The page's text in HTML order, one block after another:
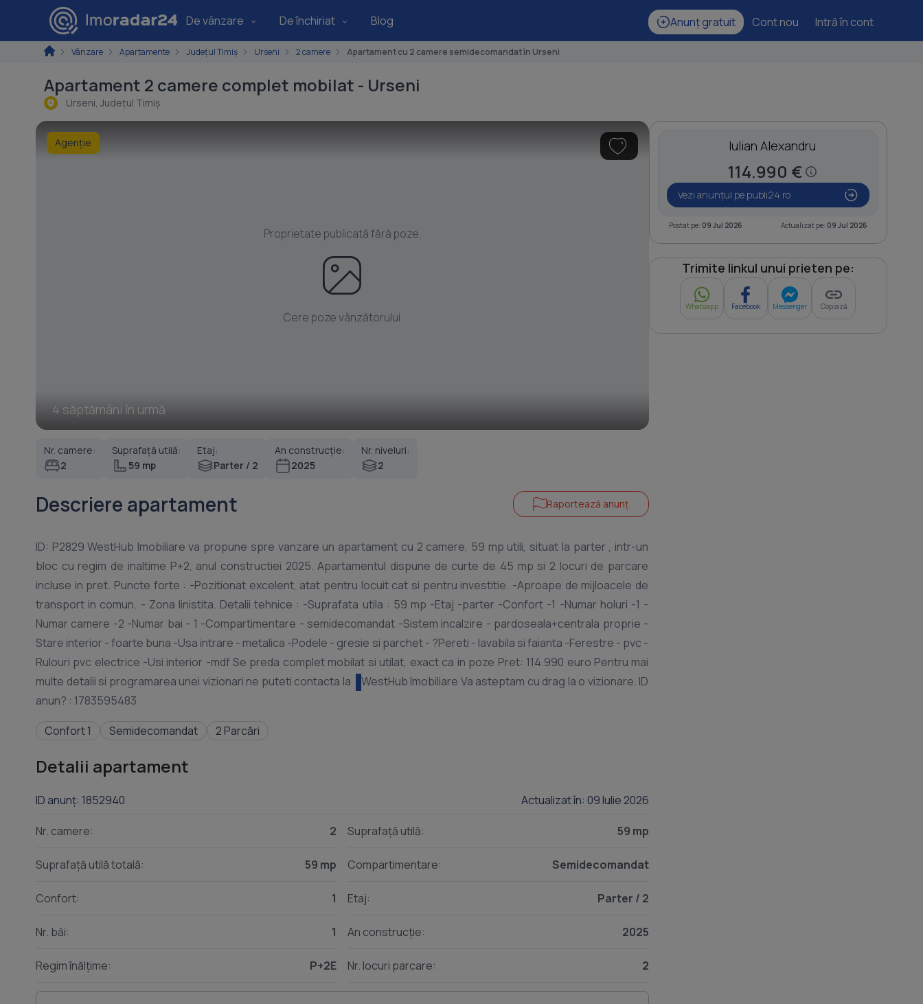
De vânzare De închiriat Blog Anunț gratuit Cont nou Intră în cont
Vânzare Apartamente Județul Timiș Urseni 2 camere Apartament cu 2 camere semidecomandat în Urseni
Apartament 2 camere complet mobilat - Urseni
Urseni, Judeţul Timiş
Proprietate publicată fără poze.
Cere poze vânzătorului
4 săptămâni în urmă
Agenție
Nr. camere:
2
Suprafață utilă:
59 mp
Etaj:
Parter / 2
An construcție:
2025
Nr. niveluri:
2
Descriere apartament Raportează anunț
ID: P2829 WestHub Imobiliare va propune spre vanzare un apartament cu 2 camere, 59 mp utili, situat la parter , intr-un
bloc cu regim de inaltime P+2, anul constructiei 2025. Apartamentul dispune de curte de 45 mp si 2 locuri de parcare
incluse in pret. Puncte forte : -Pozitionat excelent, atat pentru locuit cat si pentru investitie. -Aproape de mijloacele de
transport in comun. - Zona linistita. Detalii tehnice : -Suprafata utila : 59 mp -Etaj -parter -Confort -1 -Numar holuri -1 -
Numar camere -2 -Numar bai - 1 -Compartimentare - semidecomandat -Sistem incalzire - pardoseala+centrala proprie -
Stare interior - foarte buna -Usa intrare - metalica -Podele - gresie si parchet - ?Pereti - lavabila si faianta -Ferestre - pvc -
Rulouri pvc electrice -Usi interior -mdf Se preda complet mobilat si utilat, exact ca in poze Pret: 114.990 euro Pentru mai
multe detalii si programarea unei vizionari ne puteti contacta la
WestHub Imobiliare Va asteptam cu drag la o vizionare. ID
Confort 1
Semidecomandat 2 Parcări
Detalii apartament
Actualizat în: 09 Iulie 2026
ID anunț: 1852940
Nr. camere: 2 Suprafață utilă: 59 mp
Suprafață utilă totală: 59 mp Compartimentare: Semidecomandat
Confort: 1 Etaj: Parter / 2
Nr. băi: 1 An construcție: 2025
Regim înălțime: P+2E Nr. locuri parcare: 2
Iulian Alexandru
114.990 €
Vezi anunțul pe publi24.ro
Postat pe: 09 Jul 2026 Actualizat pe: 09 Jul 2026
Trimite linkul unui prieten pe:
Whatsapp Facebook Messenger Copiază